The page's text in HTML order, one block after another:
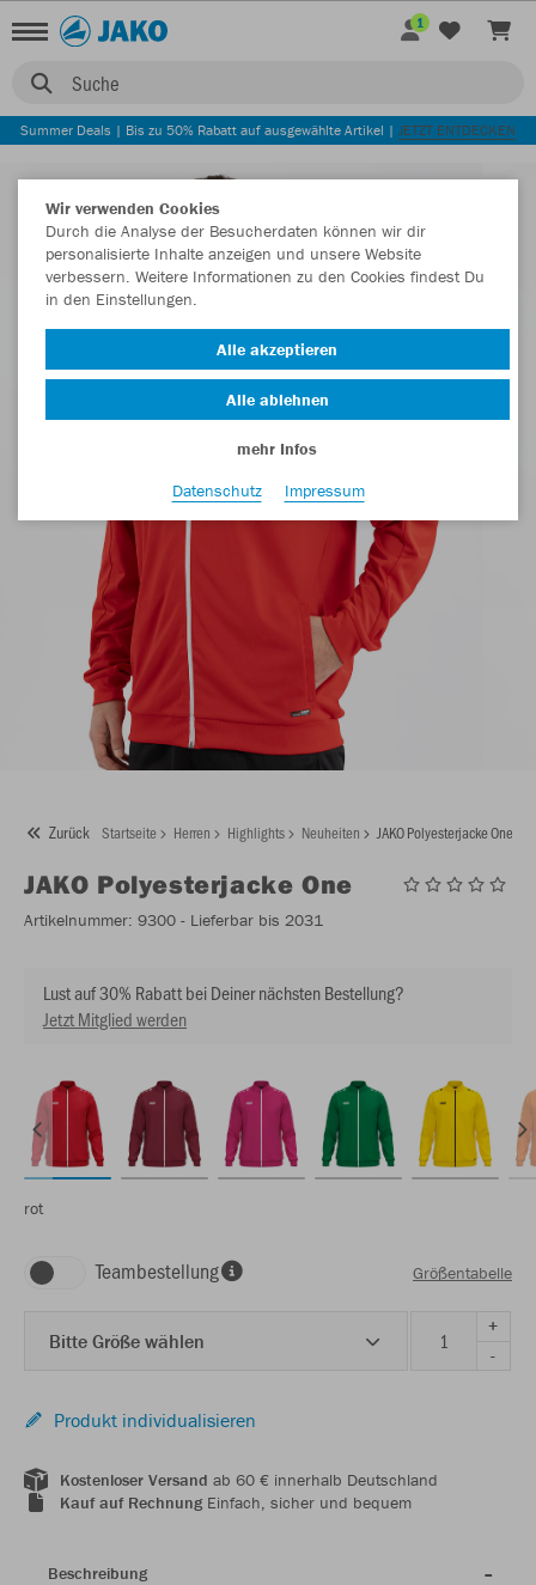
Suche
1
Summer Deals | Bis zu 50% Rabatt auf ausgewählte Artikel | JETZT ENTDECKEN
Zurück Startseite Herren Highlights Neuheiten JAKO Polyesterjacke One
JAKO Polyesterjacke One
Artikelnummer: 9300 - Lieferbar bis 2031
Lust auf 30% Rabatt bei Deiner nächsten Bestellung?
Jetzt Mitglied werden
rot
Teambestellung Größentabelle
Bitte Größe wählen
+
-
Produkt individualisieren
Kostenloser Versand ab 60 € innerhalb Deutschland
Kauf auf RechnungEinfach, sicher und bequem
Beschreibung
Wir verwenden Cookies
Durch die Analyse der Besucherdaten können wir dir
personalisierte Inhalte anzeigen und unsere Website
verbessern. Weitere Informationen zu den Cookies findest Du
in den Einstellungen.
Alle akzeptieren
Alle ablehnen
mehr Infos
Datenschutz
Impressum